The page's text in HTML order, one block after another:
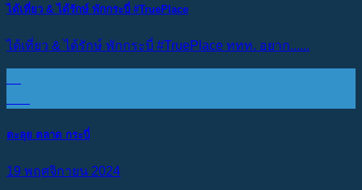
ได้เที่ยว & ได้รักษ์ พักกระบี่ #TruePlace
ได้เที่ยว & ได้รักษ์ พักกระบี่ #TruePlace ททท. อยาก......
ตะลุย ตลาด กระบี่
19 พฤศจิกายน 2024